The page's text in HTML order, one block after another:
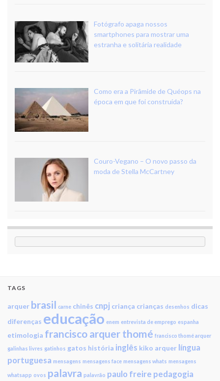
Fotógrafo apaga nossos
smartphones para mostrar uma
estranha e solitária realidade
Como era a Pirâmide de Quéops na
época em que foi construída?
Couro-Vegano – O novo passo da
moda de Stella McCartney
TAGS
arquer brasil carne chinês cnpj criança crianças desenhos dicas
diferenças educação enem entrevista de emprego espanha
etimologia francisco arquer thomé francisco thomé arquer
galinhas livres gatinhos gatos história inglês kiko arquer língua
portuguesa mensagens mensagens face mensagens whats mensagens
whatsapp ovos palavra palavrão paulo freire pedagogia